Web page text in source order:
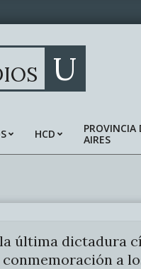
U
HCD
PROVINCIA
AIRES
la última dictadura
conmemoración a